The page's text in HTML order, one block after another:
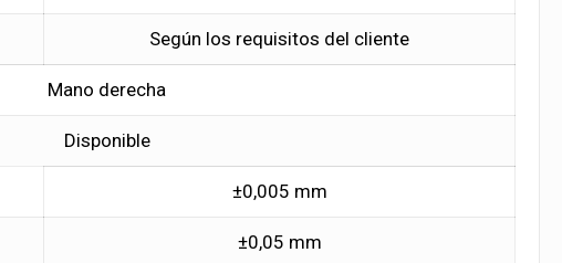
Según los requisitos del cliente
Mano derecha
Disponible
±0,005 mm
±0,05 mm